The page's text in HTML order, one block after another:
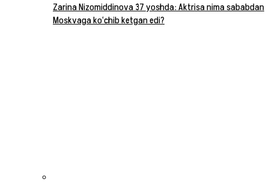
Zarina Nizomiddinova 37 yoshda: Aktrisa nima sababdan
Moskvaga ko‘chib ketgan edi?